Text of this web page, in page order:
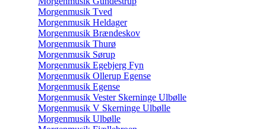
Morgenmusik Tved
Morgenmusik Heldager
Morgenmusik Brændeskov
Morgenmusik Thurø
Morgenmusik Sørup
Morgenmusik Egebjerg Fyn
Morgenmusik Ollerup Egense
Morgenmusik Egense
Morgenmusik Vester Skerninge Ulbølle
Morgenmusik V Skerninge Ulbølle
Morgenmusik Ulbølle